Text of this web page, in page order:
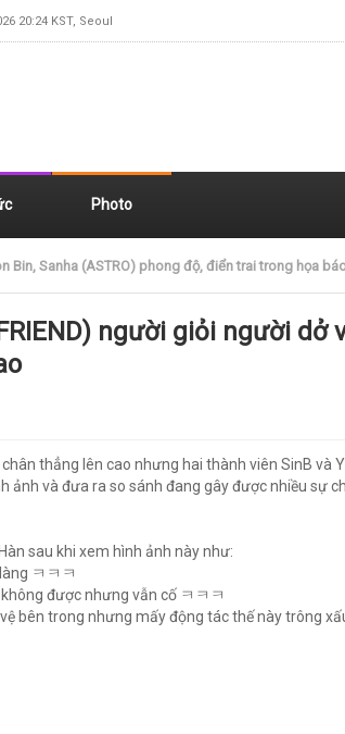
20:24 KST, Seoul
Photo
(BLACKPINK) xinh đẹp trong loạt ảnh gần đây (T2)
người giỏi người dở
thẳng lên cao nhưng hai thành viên SinB và
ảnh và đưa ra so sánh đang gây được nhiều sự
sau khi xem hình ảnh này như:
ㅋㅋㅋ
được nhưng vẫn cố ㅋㅋㅋ
bên trong nhưng mấy động tác thế này trông